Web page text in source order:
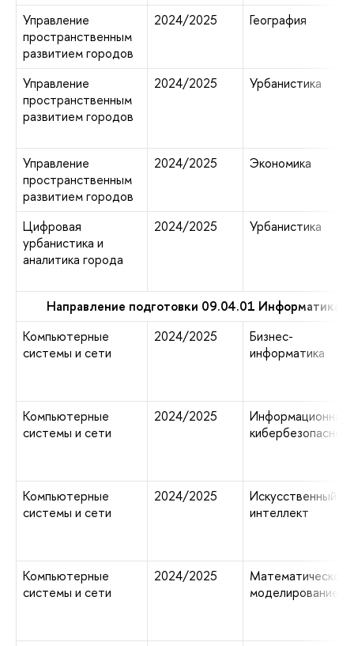
Управление
пространственным
развитием городов
2024/2025 География
Управление
пространственным
развитием городов
2024/2025 Урбанистика
Управление
пространственным
развитием городов
2024/2025 Экономика
Цифровая
урбанистика и
аналитика города
2024/2025 Урбанистика
Направление подготовки 09.04.01 Информатика и
Компьютерные
системы и сети
2024/2025
Бизнес-
информатика
Компьютерные
системы и сети
2024/2025
Информационная
Компьютерные
системы и сети
2024/2025
Искусственный
интеллект
Компьютерные
системы и сети
2024/2025
Математическое
моделирование